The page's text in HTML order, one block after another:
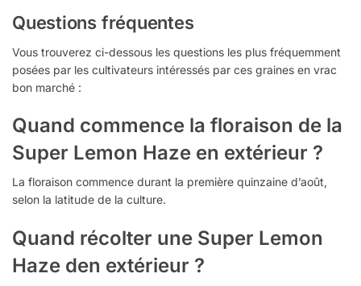
Questions fréquentes
Vous trouverez ci-dessous les questions les plus fréquemment
posées par les cultivateurs intéressés par ces graines en vrac
bon marché :
Quand commence la floraison de la
Super Lemon Haze en extérieur ?
La floraison commence durant la première quinzaine d’août,
selon la latitude de la culture.
Quand récolter une Super Lemon
Haze den extérieur ?